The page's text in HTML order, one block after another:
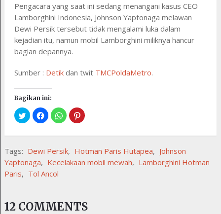
Pengacara yang saat ini sedang menangani kasus CEO
Lamborghini Indonesia, Johnson Yaptonaga melawan
Dewi Persik tersebut tidak mengalami luka dalam
kejadian itu, namun mobil Lamborghini miliknya hancur
bagian depannya.
Sumber : Detikdan twit TMCPoldaMetro.
Bagikan ini:
Tags: Dewi Persik, Hotman Paris Hutapea, Johnson
Yaptonaga, Kecelakaan mobil mewah, Lamborghini Hotman
Paris, Tol Ancol
12 COMMENTS